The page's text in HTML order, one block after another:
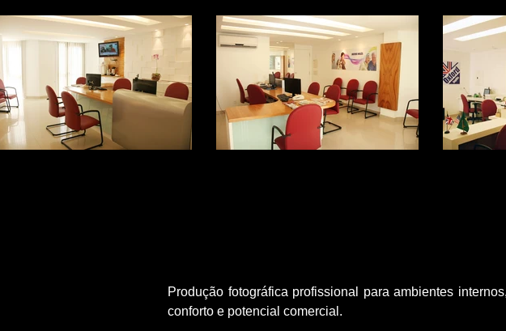
Produção fotográfica profissional para ambientes
conforto e potencial comercial.